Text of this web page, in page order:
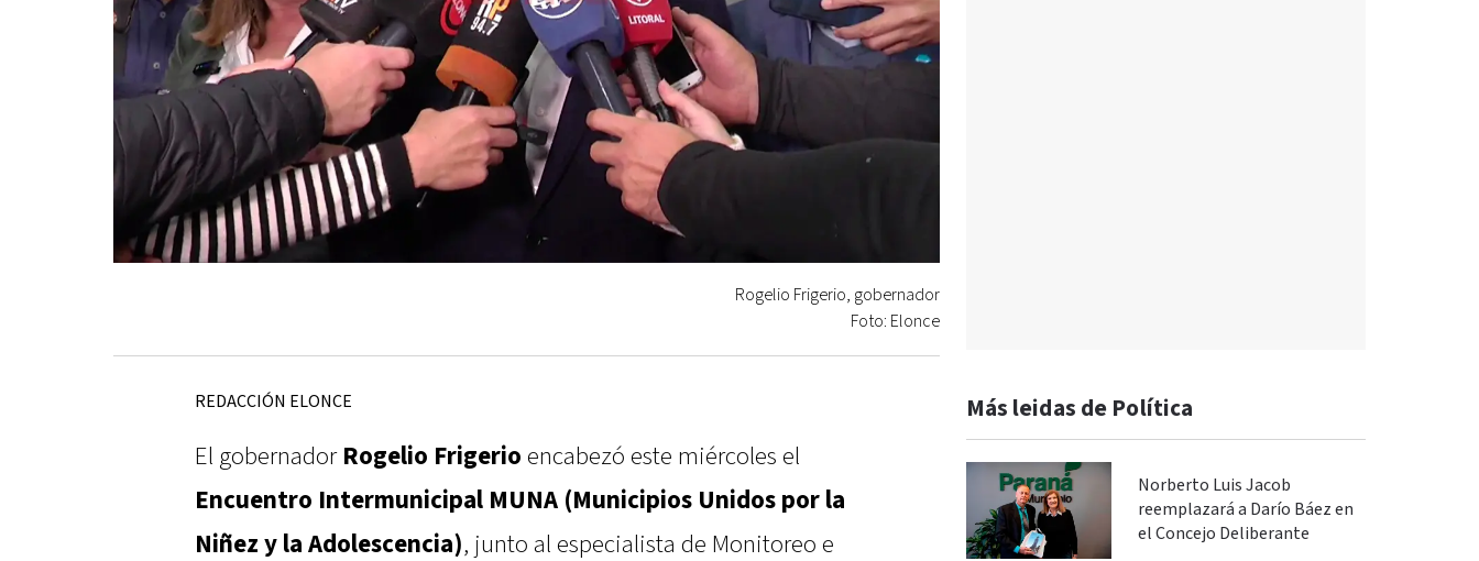
Rogelio Frigerio, gobernador
Foto: Elonce
REDACCIÓN ELONCE
El gobernador Rogelio Frigerio encabezó este miércoles el
Encuentro Intermunicipal MUNA (Municipios Unidos por la
Niñez y la Adolescencia), junto al especialista de Monitoreo e
Más leidas de Política
Norberto Luis Jacob
reemplazará a Darío Báez en
el Concejo Deliberante